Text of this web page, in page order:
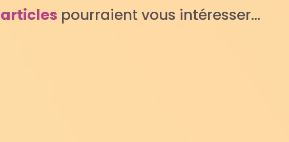
articles pourraient vous intéresser…